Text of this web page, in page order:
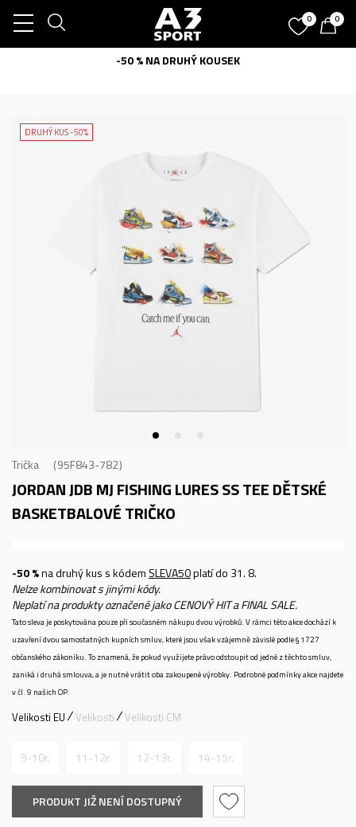
0 0
-50 % NA DRUHÝ KOUSEK
DRUHÝ KUS -50%
Trička 95F843-782
JORDAN JDB MJ FISHING LURES SS TEEDĚTSKÉ
BASKETBALOVÉ TRIČKO
-50 %na druhý kus s kódem SLEVA50platí do 31. 8.
Nelze kombinovat s jinými kódy.
Neplatí na produkty označené jako CENOVÝ HIT a FINAL SALE.
Tato sleva je poskytována pouze při současném nákupu dvou výrobků. V rámci této akce dochází k
uzavření dvou samostatných kupních smluv, které jsou však vzájemně závislé podle § 1727
občanského zákoníku. To znamená, že pokud využijete právo odstoupit od jedné z těchto smluv,
zaniká i druhá smlouva, a je nutné vrátit oba zakoupené výrobky. Podrobné podmínky akce najdete
v čl. 9 našich OP.
Velikosti EU Velikosti Velikosti CM
9-10r. 11-12r. 12-13r. 14-15r.
PRODUKT JIŽ NENÍ DOSTUPNÝ